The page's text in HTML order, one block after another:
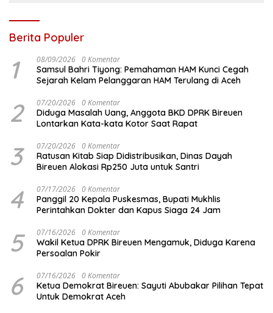
Berita Populer
1 08/09/2026 0 Komentar
Samsul Bahri Tiyong: Pemahaman HAM Kunci Cegah
Sejarah Kelam Pelanggaran HAM Terulang di Aceh
2 07/20/2026 0 Komentar
Diduga Masalah Uang, Anggota BKD DPRK Bireuen
Lontarkan Kata-kata Kotor Saat Rapat
3 07/20/2026 0 Komentar
Ratusan Kitab Siap Didistribusikan, Dinas Dayah
Bireuen Alokasi Rp250 Juta untuk Santri
4 07/17/2026 0 Komentar
Panggil 20 Kepala Puskesmas, Bupati Mukhlis
Perintahkan Dokter dan Kapus Siaga 24 Jam
5 07/16/2026 0 Komentar
Wakil Ketua DPRK Bireuen Mengamuk, Diduga Karena
Persoalan Pokir
6 07/16/2026 0 Komentar
Ketua Demokrat Bireuen: Sayuti Abubakar Pilihan Tepat
Untuk Demokrat Aceh